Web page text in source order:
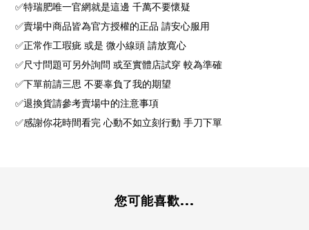
✅特瑞肥唯一官網就是這邊 千萬不要懷疑
✅賣場中商品皆為官方授權的正品 請安心服用
✅正常作工瑕疵 或是 微小線頭 請放寬心
✅尺寸問題可另外詢問 或至實體店試穿 較為準確
✅下單前請三思 不要辜負了我的期望
✅退換貨請參考賣場中的注意事項
✅感謝你花時間看完 心動不如立刻行動 手刀下單
您可能喜歡...